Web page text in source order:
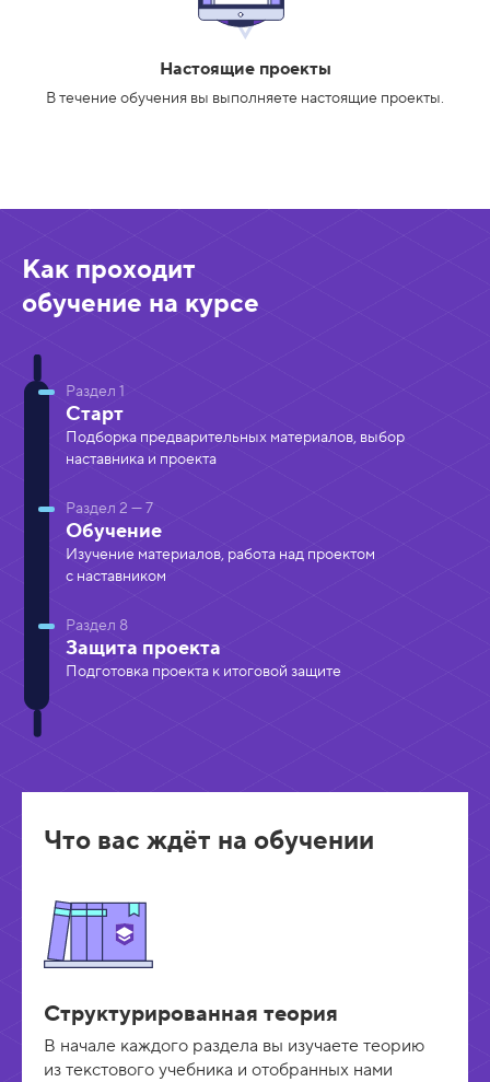
Настоящие проекты
В течение обучения вы выполняете настоящие проекты.
Как проходит
обучение на курсе
Раздел 1
Старт
Подборка предварительных материалов, выбор
наставника и проекта
Раздел 2 — 7
Обучение
Изучение материалов, работа над проектом
с наставником
Раздел 8
Защита проекта
Подготовка проекта к итоговой защите
Что вас ждёт на обучении
Структурированная теория
В начале каждого раздела вы изучаете теорию
из текстового учебника и отобранных нами